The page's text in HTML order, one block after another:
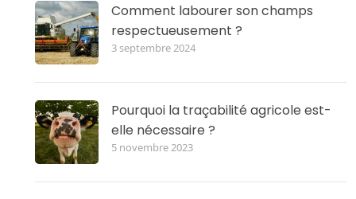
Comment labourer son champs
respectueusement ?
3 septembre 2024
Pourquoi la traçabilité agricole est-
elle nécessaire ?
5 novembre 2023